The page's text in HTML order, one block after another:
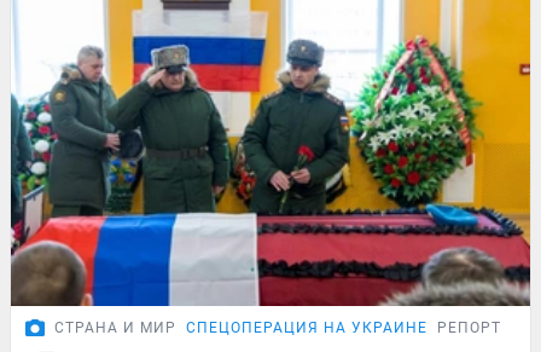
СТРАНА И МИР СПЕЦОПЕРАЦИЯ НА УКРАИНЕ РЕПОРТАЖ